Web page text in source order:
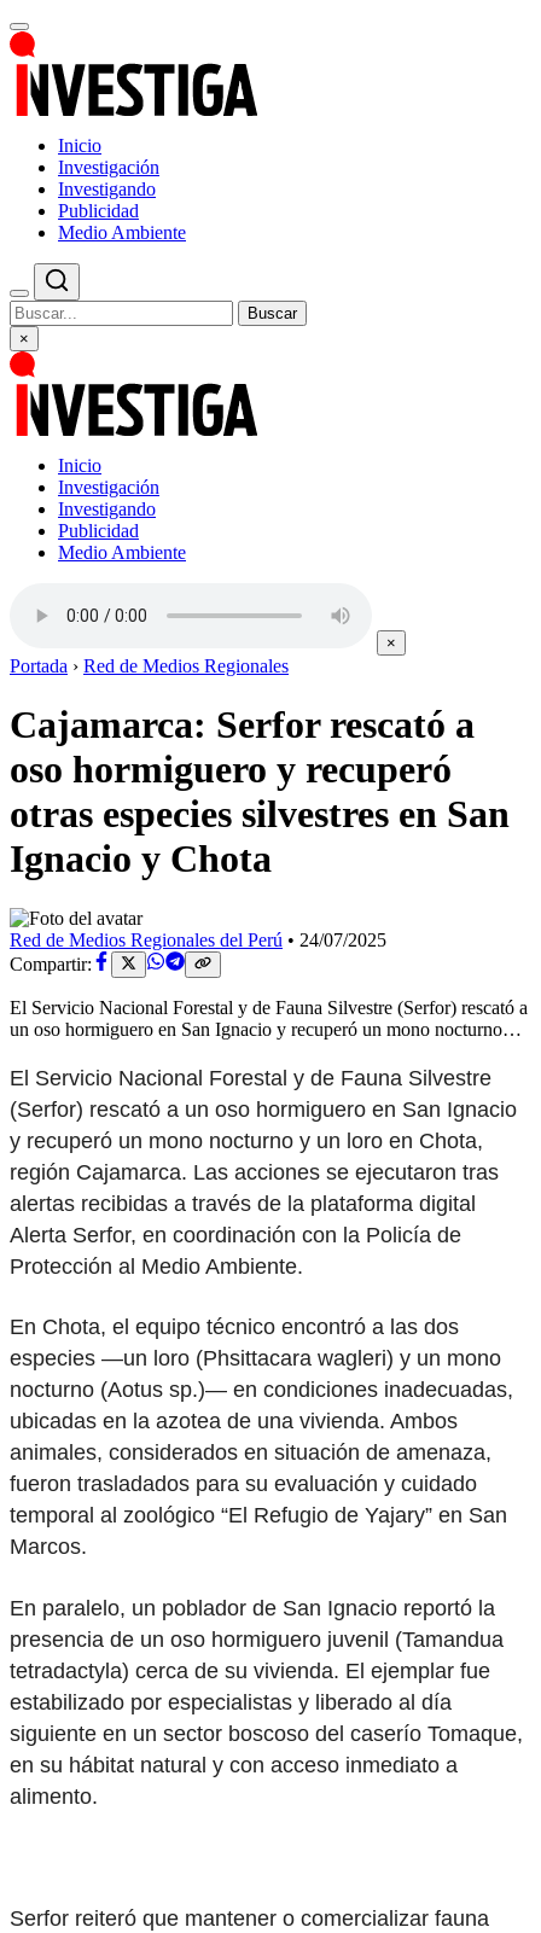
Inicio
Investigación
Investigando
Publicidad
Medio Ambiente
Buscar
×
Inicio
Investigación
Investigando
Publicidad
Medio Ambiente
×
Portada › Red de Medios Regionales
Cajamarca: Serfor rescató a
oso hormiguero y recuperó
otras especies silvestres en San
Ignacio y Chota
Red de Medios Regionales del Perú • 24/07/2025
Compartir:
El Servicio Nacional Forestal y de Fauna Silvestre (Serfor) rescató a
un oso hormiguero en San Ignacio y recuperó un mono nocturno…
El Servicio Nacional Forestal y de Fauna Silvestre
(Serfor) rescató a un oso hormiguero en San Ignacio
y recuperó un mono nocturno y un loro en Chota,
región Cajamarca. Las acciones se ejecutaron tras
alertas recibidas a través de la plataforma digital
Alerta Serfor, en coordinación con la Policía de
Protección al Medio Ambiente.
En Chota, el equipo técnico encontró a las dos
especies —un loro (Phsittacara wagleri) y un mono
nocturno (Aotus sp.)— en condiciones inadecuadas,
ubicadas en la azotea de una vivienda. Ambos
animales, considerados en situación de amenaza,
fueron trasladados para su evaluación y cuidado
temporal al zoológico “El Refugio de Yajary” en San
Marcos.
En paralelo, un poblador de San Ignacio reportó la
presencia de un oso hormiguero juvenil (Tamandua
tetradactyla) cerca de su vivienda. El ejemplar fue
estabilizado por especialistas y liberado al día
siguiente en un sector boscoso del caserío Tomaque,
en su hábitat natural y con acceso inmediato a
alimento.
Serfor reiteró que mantener o comercializar fauna